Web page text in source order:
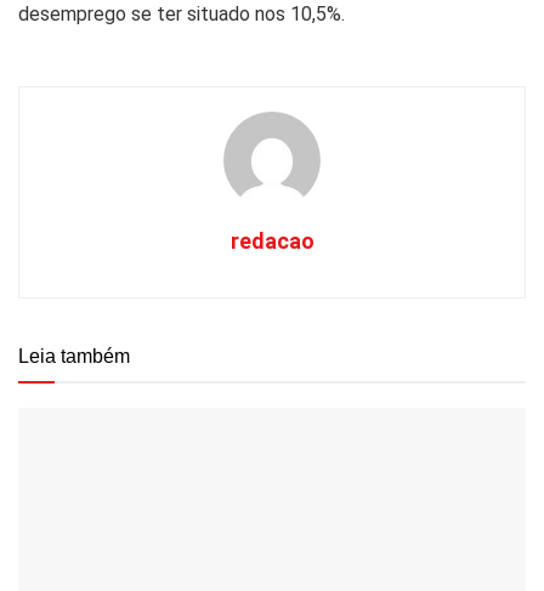
desemprego se ter situado nos 10,5%.
redacao
Leia também